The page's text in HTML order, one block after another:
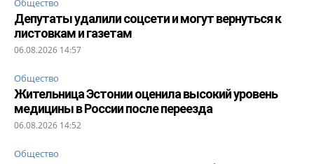
Депутаты удалили соцсети и могут вернуться к
листовкам и газетам
06.08.2026 14:57
Общество
Жительница Эстонии оценила высокий уровень
медицины в России после переезда
06.08.2026 14:52
Общество